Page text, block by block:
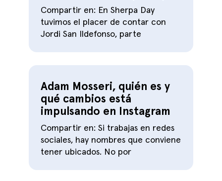
Compartir en: En Sherpa Day
tuvimos el placer de contar con
Jordi San Ildefonso, parte
Adam Mosseri, quién es y
qué cambios está
impulsando en Instagram
Compartir en: Si trabajas en redes
sociales, hay nombres que conviene
tener ubicados. No por